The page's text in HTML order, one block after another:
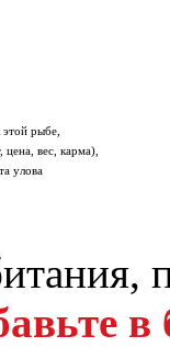
рыбе,
вес, карма),
улова
в